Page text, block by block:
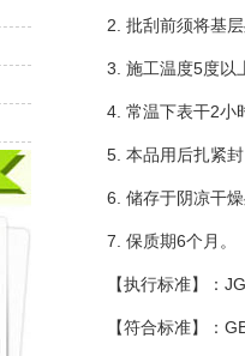
2. 批刮前须将基层
3. 施工温度5度以上
4. 常温下表干2小
5. 本品用后扎紧封
6. 储存于阴凉干燥
7. 保质期6个月。
【执行标准】：
【符合标准】：